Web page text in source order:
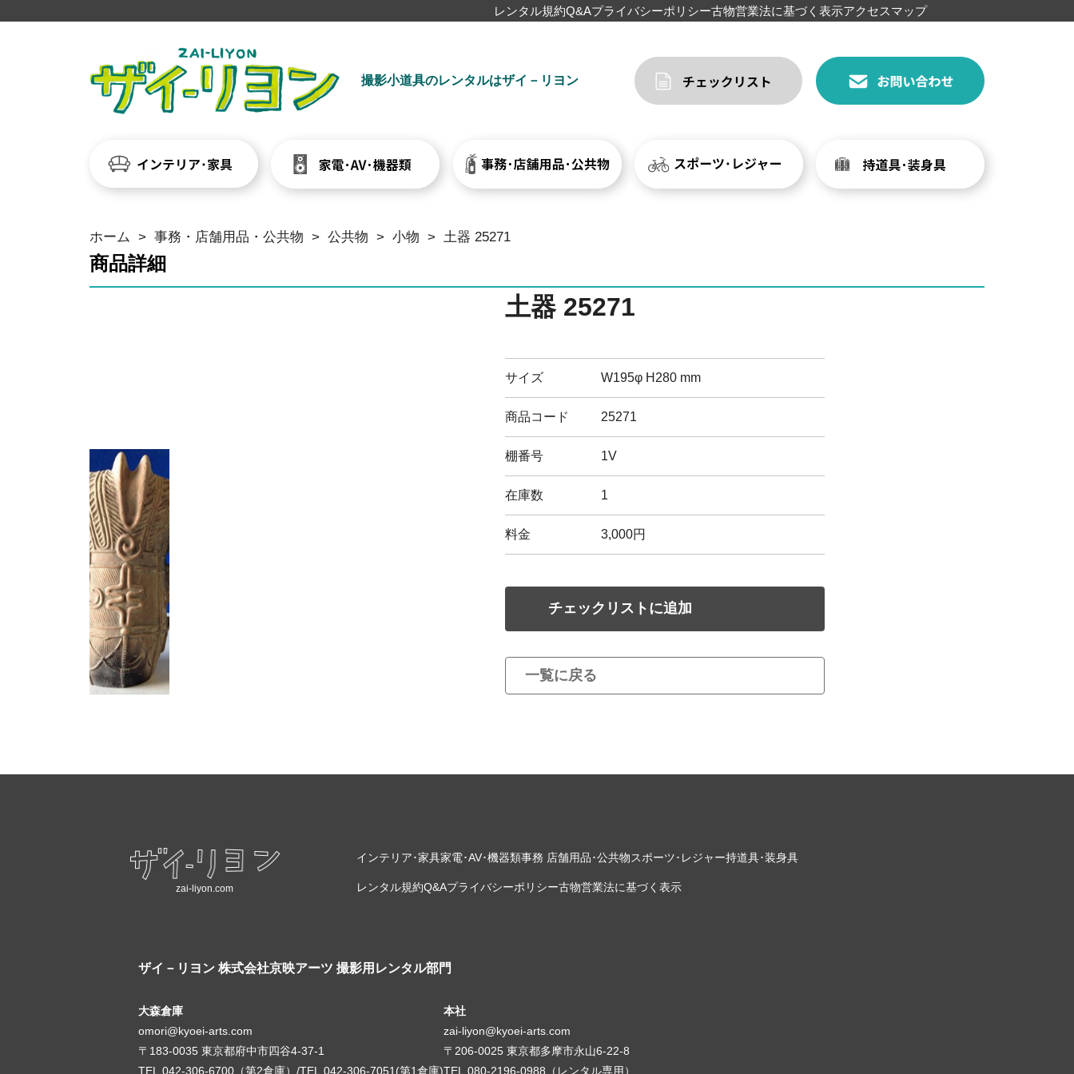
レンタル規約Q&Aプライバシーポリシー古物営業法に基づく表示アクセスマップ
撮影小道具のレンタルはザイ－リヨン
ホーム > 事務・店舗用品・公共物 > 公共物 > 小物 > 土器 25271
商品詳細
土器 25271
サイズ W195φ H280 mm
商品コード 25271
棚番号 1V
在庫数 1
料金 3,000円
チェックリストに追加
一覧に戻る
zai-liyon.com
インテリア･家具家電･AV･機器類事務 店舗用品･公共物スポーツ･レジャー持道具･装身具
レンタル規約Q&Aプライバシーポリシー古物営業法に基づく表示
ザイ－リヨン 株式会社京映アーツ 撮影用レンタル部門
大森倉庫
omori@kyoei-arts.com
〒183-0035 東京都府中市四谷4-37-1
TEL.042-306-6700（第2倉庫）/TEL.042-306-7051(第1倉庫)
本社
zai-liyon@kyoei-arts.com
〒206-0025 東京都多摩市永山6-22-8
TEL.080-2196-0988（レンタル専用）